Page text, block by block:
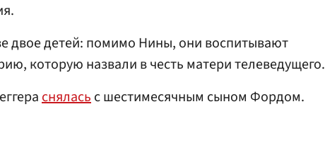
двое детей: помимо Нины, они воспитывают
которую назвали в честь матери телеведущего.
сняласьс шестимесячным сыном Фордом.